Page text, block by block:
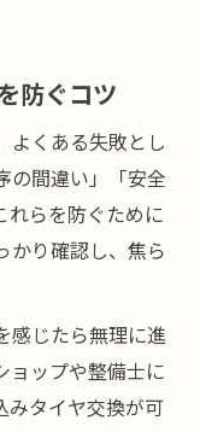
防ぐコツ
よくある失敗とし
の間違い」「安全
れらを防ぐために
かり確認し、焦ら
感じたら無理に進
ョップや整備士に
みタイヤ交換が可